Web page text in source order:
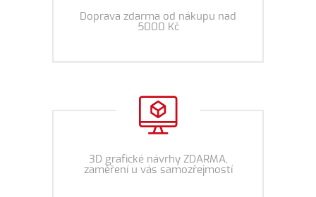
Doprava zdarma od nákupu nad
5000 Kč
3D grafické návrhy ZDARMA,
zaměření u vás samozřejmostí